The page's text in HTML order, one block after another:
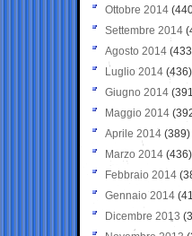
Ottobre 2014
Settembre 2014
Agosto 2014
Luglio 2014 (436)
Giugno 2014
Maggio 2014
Aprile 2014 (389)
Marzo 2014 (436)
Febbraio 2014
Gennaio 2014
Dicembre 2013